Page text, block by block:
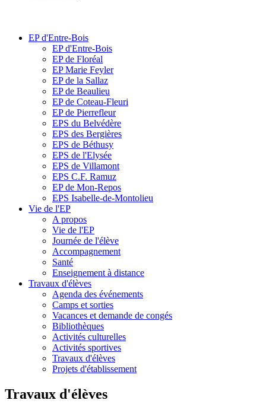
EP d'Entre-Bois
EP d'Entre-Bois
EP de Floréal
EP Marie Feyler
EP de la Sallaz
EP de Beaulieu
EP de Coteau-Fleuri
EP de Pierrefleur
EPS du Belvédère
EPS des Bergières
EPS de Béthusy
EPS de l'Elysée
EPS de Villamont
EPS C.F. Ramuz
EP de Mon-Repos
EPS Isabelle-de-Montolieu
Vie de l'EP
A propos
Vie de l'EP
Journée de l'élève
Accompagnement
Santé
Enseignement à distance
Travaux d'élèves
Agenda des événements
Camps et sorties
Vacances et demande de congés
Bibliothèques
Activités culturelles
Activités sportives
Travaux d'élèves
Projets d'établissement
Travaux d'élèves